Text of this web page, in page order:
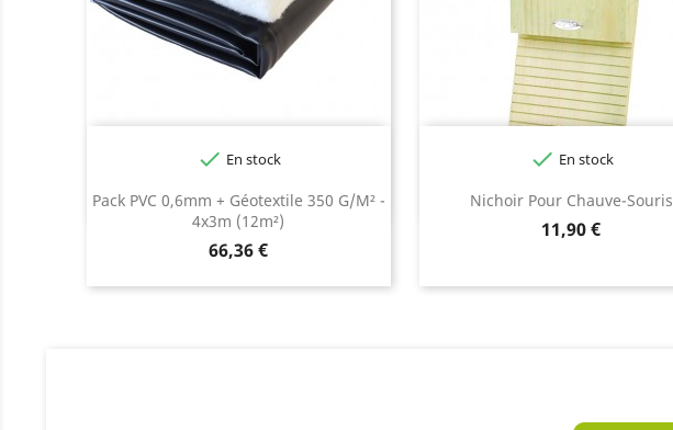
Pack PVC 0,6mm + Géotextile 350 G/m² -
4x3m (12m²)
Prix
66,36 €
 En stock
Nichoir Pour Chauve-Souris
Prix
11,90 €
 En stock